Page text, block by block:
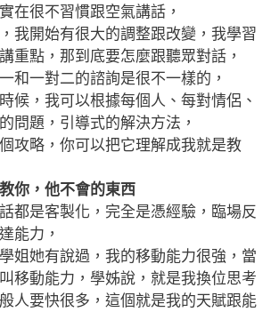
在很不習慣跟空氣講話，
我開始有很大的調整跟改變，我學習
重點，那到底要怎麼跟聽眾對話，
和一對二的諮詢是很不一樣的，
候，我可以根據每個人、每對情侶、
問題，引導式的解決方法，
攻略，你可以把它理解成我就是教
你，他不會的東西
都是客製化，完全是憑經驗，臨場反
能力，
姐她有說過，我的移動能力很強，當
移動能力，學姊說，就是我換位思考
人要快很多，這個就是我的天賦跟能